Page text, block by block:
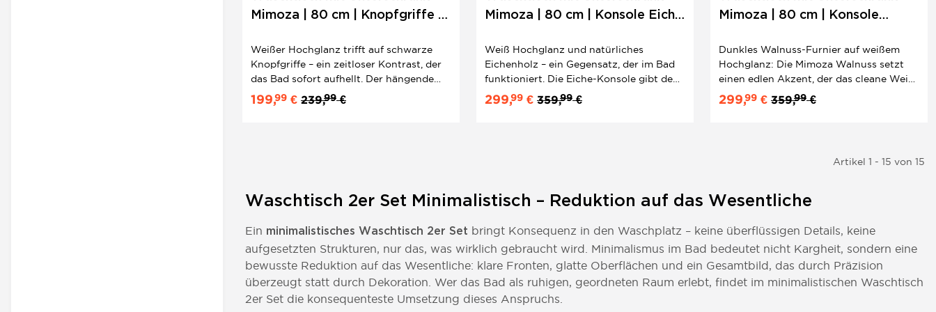
Mimoza | 80 cm | Knopfgriffe |
Weißer Hochglanz trifft auf schwarze
Knopfgriffe – ein zeitloser Kontrast, der
das Bad sofort aufhellt. Der hängende
Mimoza-Unterschrank mit Softclose-
Türen und passendem Keramik-
199,99 € 239,99€
Mimoza | 80 cm | Konsole Eiche
Weiß Hochglanz und natürliches
Eichenholz – ein Gegensatz, der im Bad
funktioniert. Die Eiche-Konsole gibt dem
cleanen Mimoza-Design Wärme, das
ovale Keramik-Aufsatzwaschbecken sitzt
299,99 € 359,99€
Mimoza | 80 cm | Konsole
Dunkles Walnuss-Furnier auf weißem
Hochglanz: Die Mimoza Walnuss setzt
einen edlen Akzent, der das cleane Weiß
des Unterschranks bewusst bricht. Mit
ovalem Keramik-Aufsatzwaschbecken,
299,99 € 359,99€
Artikel 1 - 15 von 15
Waschtisch 2er Set Minimalistisch – Reduktion auf das Wesentliche
Ein minimalistisches Waschtisch 2er Set bringt Konsequenz in den Waschplatz – keine überflüssigen Details, keine
aufgesetzten Strukturen, nur das, was wirklich gebraucht wird. Minimalismus im Bad bedeutet nicht Kargheit, sondern eine
bewusste Reduktion auf das Wesentliche: klare Fronten, glatte Oberflächen und ein Gesamtbild, das durch Präzision
überzeugt statt durch Dekoration. Wer das Bad als ruhigen, geordneten Raum erlebt, findet im minimalistischen Waschtisch
2er Set die konsequenteste Umsetzung dieses Anspruchs.